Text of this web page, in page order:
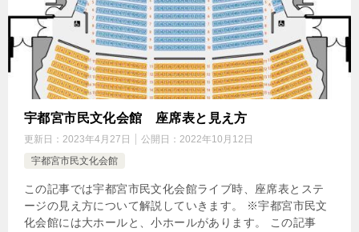
宇都宮市民文化会館 座席表と見え方
更新日： 2023年4月27日 公開日： 2022年10月12日
宇都宮市民文化会館
この記事では宇都宮市民文化会館ライブ時、座席表とステ
ージの見え方について解説していきます。 ※宇都宮市民文
化会館には大ホールと、小ホールがあります。 この記事